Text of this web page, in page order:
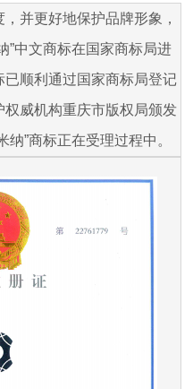
并更好地保护品牌形象，
”中文商标在国家商标局进
顺利通过国家商标局登记
威机构重庆市版权局颁发
”商标正在受理过程中。